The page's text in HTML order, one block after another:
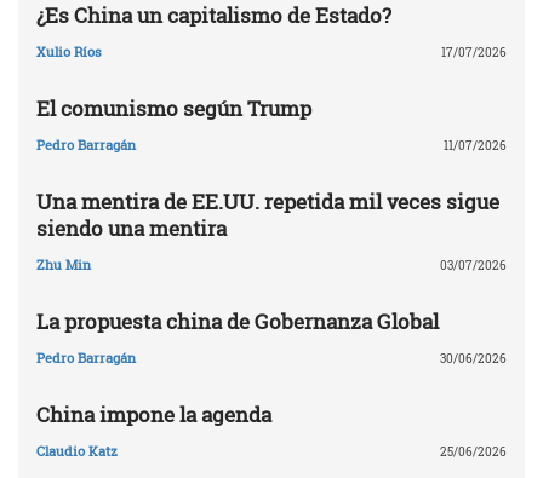
¿Es China un capitalismo de Estado?
Xulio Ríos 17/07/2026
El comunismo según Trump
Pedro Barragán 11/07/2026
Una mentira de EE.UU. repetida mil veces sigue
siendo una mentira
Zhu Min 03/07/2026
La propuesta china de Gobernanza Global
Pedro Barragán 30/06/2026
China impone la agenda
Claudio Katz 25/06/2026